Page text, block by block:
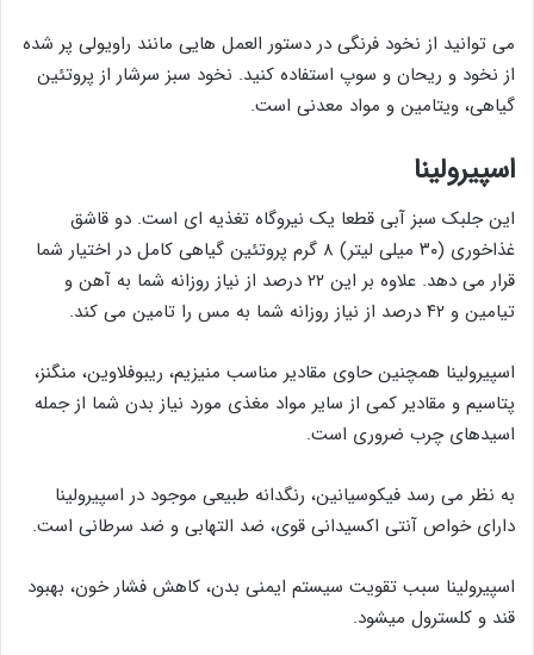
می توانید از نخود فرنگی در دستور العمل هایی مانند راویولی پر شده
از نخود و ریحان و سوپ استفاده کنید. نخود سبز سرشار از پروتئین
گیاهی، ویتامین و مواد معدنی است.
اسپیرولینا
این جلبک سبز آبی قطعا یک نیروگاه تغذیه ای است. دو قاشق
غذاخوری (۳۰ میلی لیتر) ۸ گرم پروتئین گیاهی کامل در اختیار شما
قرار می دهد. علاوه بر این ۲۲ درصد از نیاز روزانه شما به آهن و
تیامین و ۴۲ درصد از نیاز روزانه شما به مس را تامین می کند.
اسپیرولینا همچنین حاوی مقادیر مناسب منیزیم، ریبوفلاوین، منگنز،
پتاسیم و مقادیر کمی از سایر مواد مغذی مورد نیاز بدن شما از جمله
اسیدهای چرب ضروری است.
به نظر می رسد فیکوسیانین، رنگدانه طبیعی موجود در اسپیرولینا
دارای خواص آنتی اکسیدانی قوی، ضد التهابی و ضد سرطانی است.
اسپیرولینا سبب تقویت سیستم ایمنی بدن، کاهش فشار خون، بهبود
قند و کلسترول میشود.